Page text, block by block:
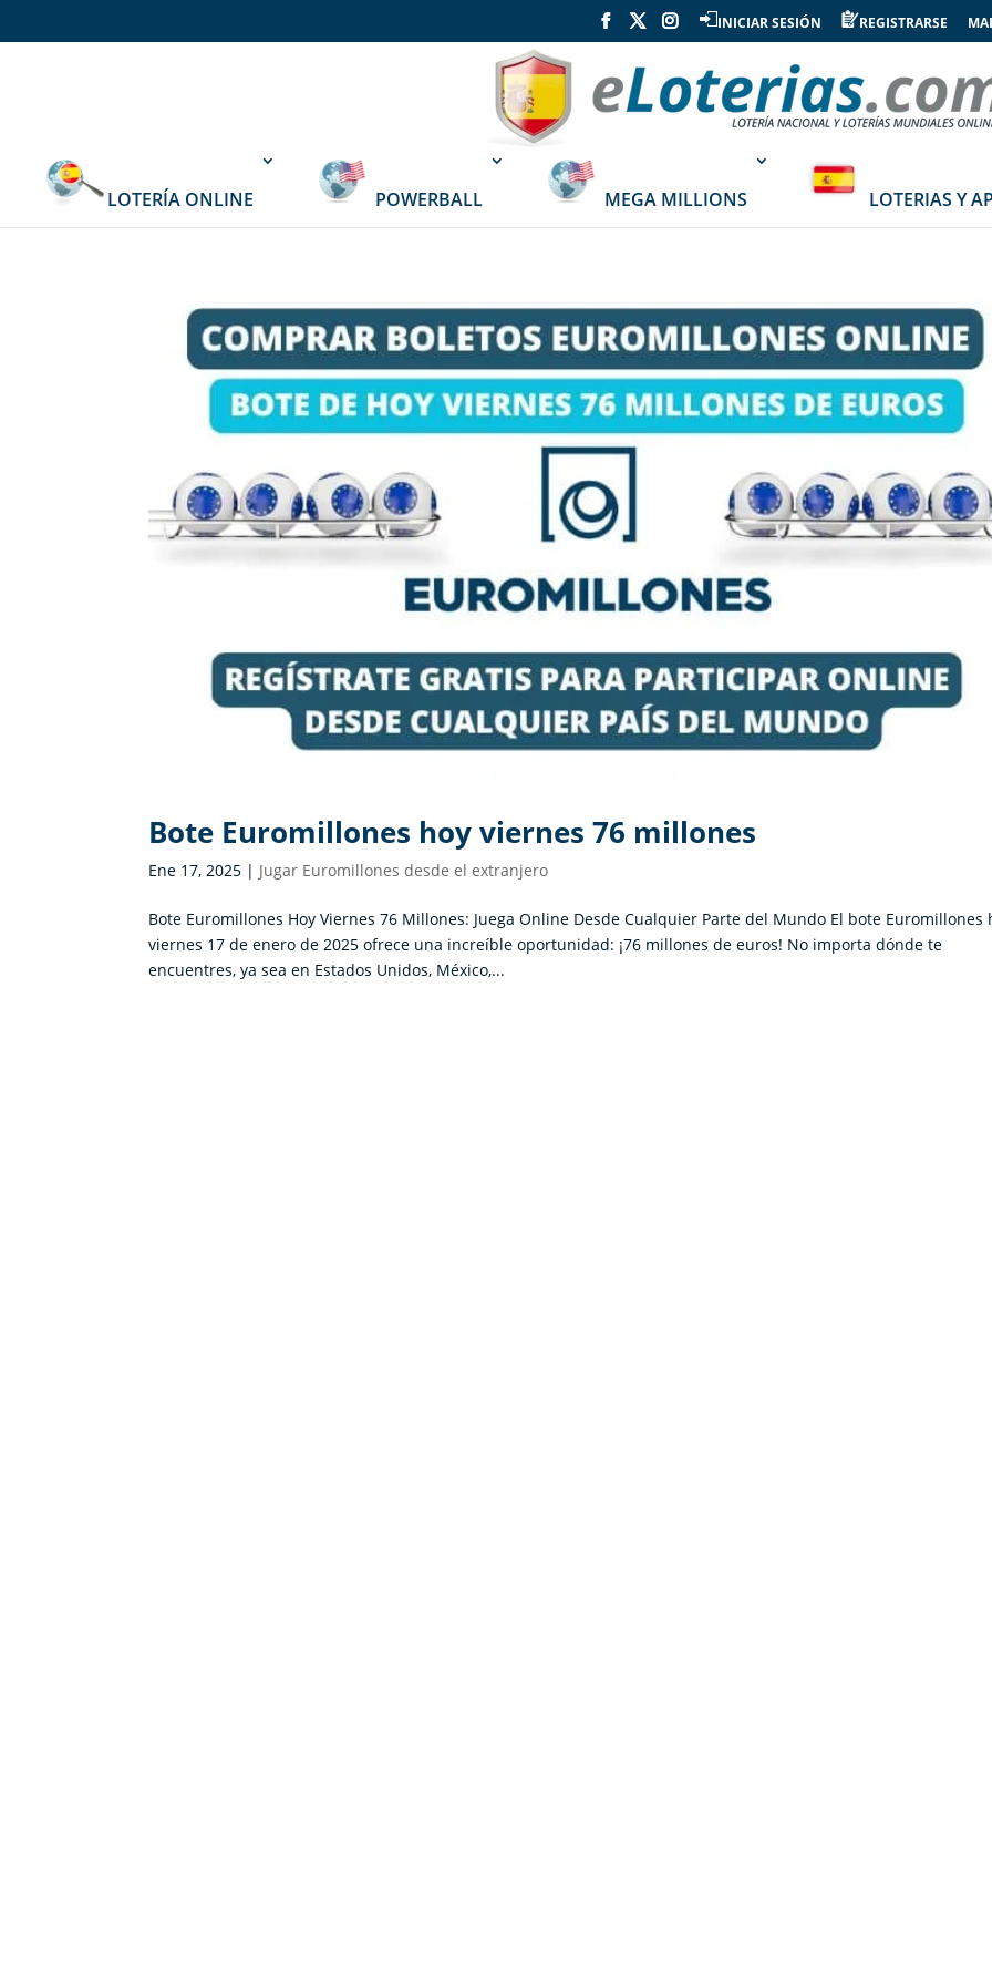
INICIAR SESIÓN REGISTRARSE
LOTERÍA ONLINE POWERBALL MEGA MILLIONS LOTERIAS Y
Bote Euromillones hoy viernes 76 millones
Ene 17, 2025 | Jugar Euromillones desde el extranjero
Bote Euromillones Hoy Viernes 76 Millones: Juega Online Desde Cualquier Parte del Mundo El bote Euromillones
viernes 17 de enero de 2025 ofrece una increíble oportunidad: ¡76 millones de euros! No importa dónde te
encuentres, ya sea en Estados Unidos, México,...